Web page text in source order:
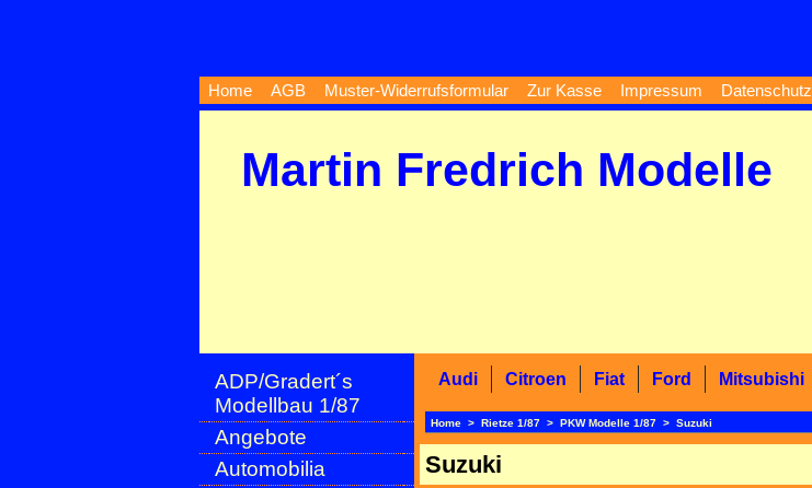
Martin Fredrich Modelle
Home AGB Muster-Widerrufsformular Zur Kasse Impressum Datenschutz
ADP/Gradert´s
Modellbau 1/87
Angebote
Automobilia
Audi Citroen Fiat Ford Mitsubishi
Home > Rietze 1/87 > PKW Modelle 1/87 > Suzuki
Suzuki